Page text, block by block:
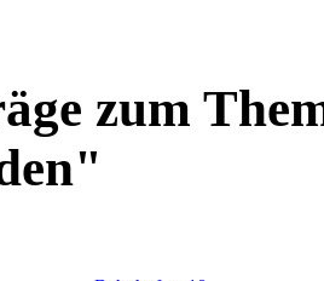
zum